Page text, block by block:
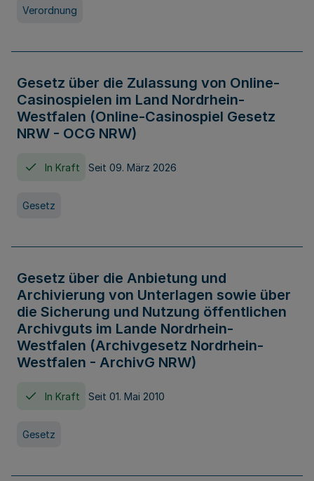
Verordnung
Gesetz über die Zulassung von Online-
Casinospielen im Land Nordrhein-
Westfalen (Online-Casinospiel Gesetz
NRW - OCG NRW)
In Kraft Seit 09. März 2026
Gesetz
Gesetz über die Anbietung und
Archivierung von Unterlagen sowie über
die Sicherung und Nutzung öffentlichen
Archivguts im Lande Nordrhein-
Westfalen (Archivgesetz Nordrhein-
Westfalen - ArchivG NRW)
In Kraft Seit 01. Mai 2010
Gesetz